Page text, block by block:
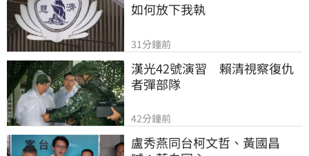
如何放下我執
31分鐘前
漢光42號演習　賴清視察復仇
者彈部隊
42分鐘前
盧秀燕同台柯文哲、黃國昌